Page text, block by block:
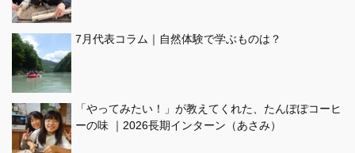
7月代表コラム｜自然体験で学ぶものは？
「やってみたい！」が教えてくれた、たんぽぽコーヒ
ーの味 ｜2026長期インターン（あさみ）